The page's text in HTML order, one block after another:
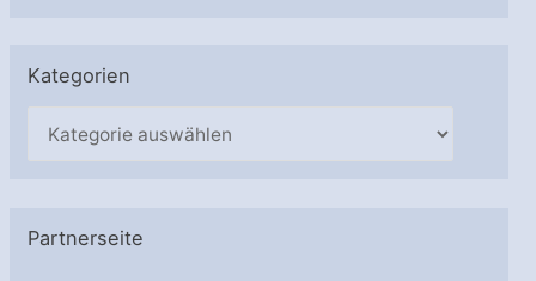
Kategorien
g
Partnerseite